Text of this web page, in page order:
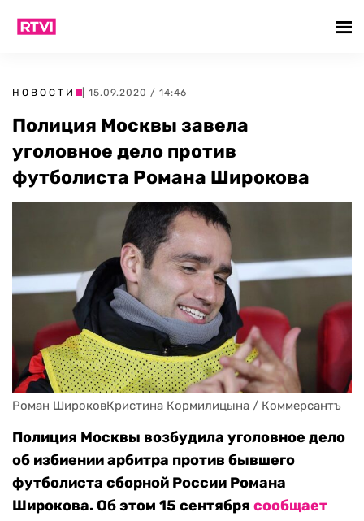
НОВОСТИ | 15.09.2020 / 14:46
Полиция Москвы завела
уголовное дело против
футболиста Романа Широкова
Роман ШироковКристина Кормилицына / Коммерсантъ
Полиция Москвы возбудила уголовное дело
об избиении арбитра против бывшего
футболиста сборной России Романа
Широкова. Об этом 15 сентября сообщает